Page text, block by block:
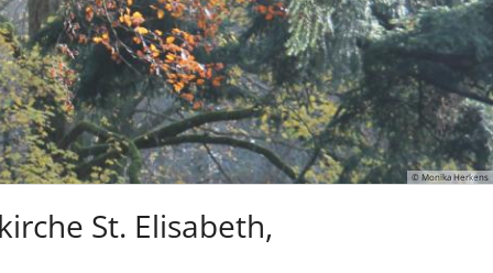
© Monika Herkens
St. Elisabeth,